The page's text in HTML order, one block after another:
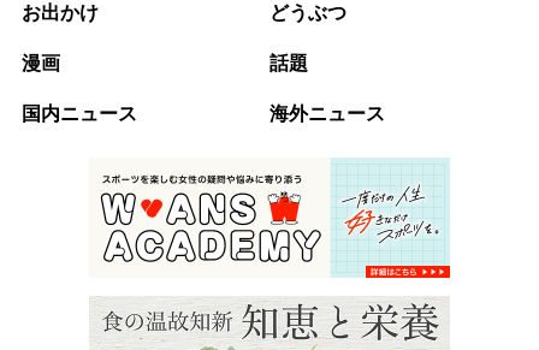
お出かけ どうぶつ
漫画 話題
国内ニュース 海外ニュース